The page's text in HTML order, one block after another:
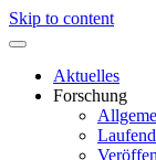
Skip to content
Aktuelles
Forschung